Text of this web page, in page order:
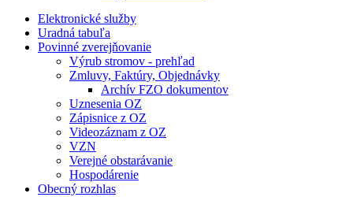
Elektronické služby
Uradná tabuľa
Povinné zverejňovanie
Výrub stromov - prehľad
Zmluvy, Faktúry, Objednávky
Archív FZO dokumentov
Uznesenia OZ
Zápisnice z OZ
Videozáznam z OZ
VZN
Verejné obstarávanie
Hospodárenie
Obecný rozhlas